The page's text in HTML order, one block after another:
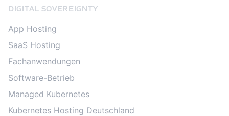
DIGITAL SOVEREIGNTY
App Hosting
SaaS Hosting
Fachanwendungen
Software-Betrieb
Managed Kubernetes
Kubernetes Hosting Deutschland